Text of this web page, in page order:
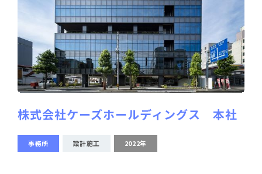
株式会社ケーズホールディングス 本社
事務所 設計施工 2022年